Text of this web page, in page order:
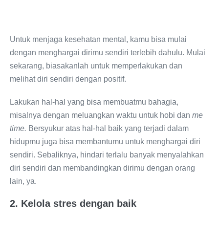
Untuk menjaga kesehatan mental, kamu bisa mulai
dengan menghargai dirimu sendiri terlebih dahulu. Mulai
sekarang, biasakanlah untuk memperlakukan dan
melihat diri sendiri dengan positif.
Lakukan hal-hal yang bisa membuatmu bahagia,
misalnya dengan meluangkan waktu untuk hobi dan me
time. Bersyukur atas hal-hal baik yang terjadi dalam
hidupmu juga bisa membantumu untuk menghargai diri
sendiri. Sebaliknya, hindari terlalu banyak menyalahkan
diri sendiri dan membandingkan dirimu dengan orang
lain, ya.
2. Kelola stres dengan baik